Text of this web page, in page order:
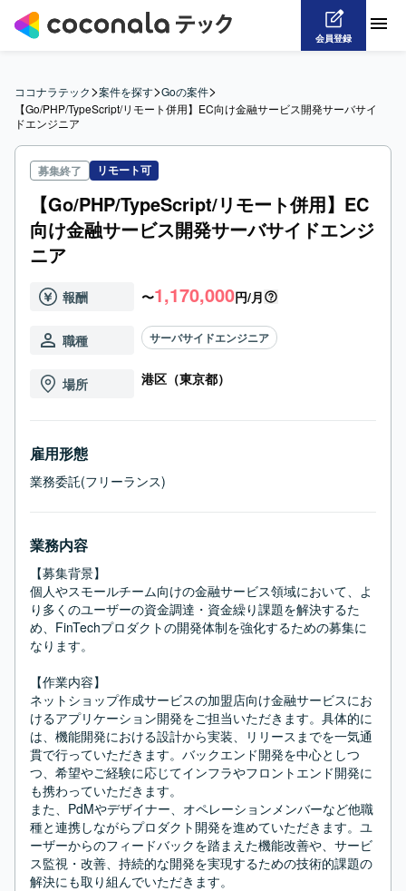
会員登録
ココナラテック>案件を探す>Goの案件>
【Go/PHP/TypeScript/リモート併用】EC向け金融サービス開発サーバサイ
ドエンジニア
募集終了 リモート可
【Go/PHP/TypeScript/リモート併用】EC
向け金融サービス開発サーバサイドエンジ
ニア
報酬 〜1,170,000円/月
職種 サーバサイドエンジニア
場所 港区（東京都）
雇用形態
業務委託(フリーランス)
業務内容
【募集背景】
個人やスモールチーム向けの金融サービス領域において、よ
り多くのユーザーの資金調達・資金繰り課題を解決するた
め、FinTechプロダクトの開発体制を強化するための募集に
なります。
【作業内容】
ネットショップ作成サービスの加盟店向け金融サービスにお
けるアプリケーション開発をご担当いただきます。具体的に
は、機能開発における設計から実装、リリースまでを一気通
貫で行っていただきます。バックエンド開発を中心としつ
つ、希望やご経験に応じてインフラやフロントエンド開発に
も携わっていただきます。
また、PdMやデザイナー、オペレーションメンバーなど他職
種と連携しながらプロダクト開発を進めていただきます。ユ
ーザーからのフィードバックを踏まえた機能改善や、サービ
ス監視・改善、持続的な開発を実現するための技術的課題の
解決にも取り組んでいただきます。